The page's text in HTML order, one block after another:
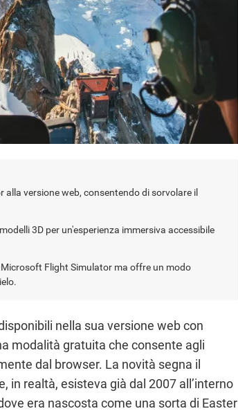
versione web, consentendo di sorvolare il
3D per un'esperienza immersiva accessibile
Flight Simulator ma offre un modo
nella sua versione web con
modalità gratuita che consente agli
dal browser. La novità segna il
in realtà, esisteva già dal 2007 all’interno
era nascosta come una sorta di Easter